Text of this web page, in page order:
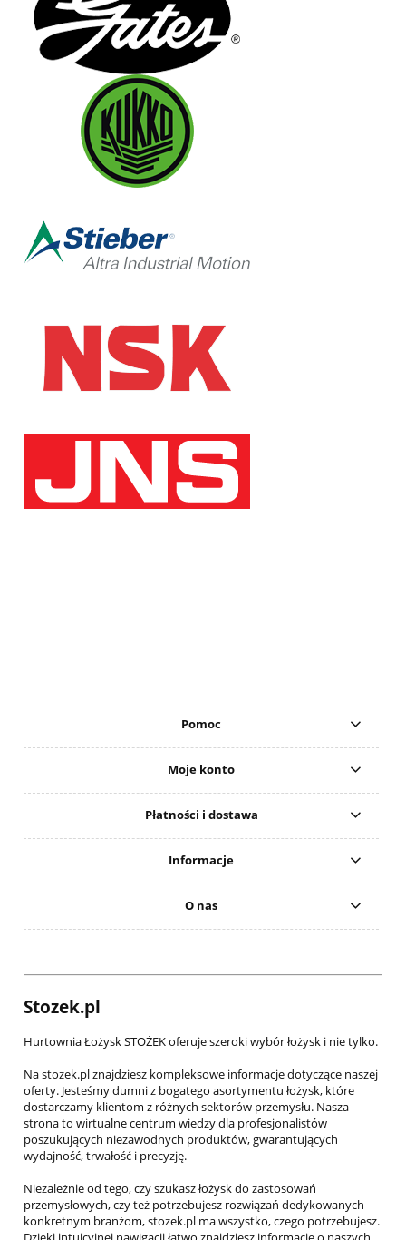
Pomoc
Moje konto
Płatności i dostawa
Informacje
O nas
Stozek.pl
Hurtownia Łożysk STOŻEK oferuje szeroki wybór łożysk i nie tylko.
Na stozek.pl znajdziesz kompleksowe informacje dotyczące naszej
oferty. Jesteśmy dumni z bogatego asortymentu łożysk, które
dostarczamy klientom z różnych sektorów przemysłu. Nasza
strona to wirtualne centrum wiedzy dla profesjonalistów
poszukujących niezawodnych produktów, gwarantujących
wydajność, trwałość i precyzję.
Niezależnie od tego, czy szukasz łożysk do zastosowań
przemysłowych, czy też potrzebujesz rozwiązań dedykowanych
konkretnym branżom, stozek.pl ma wszystko, czego potrzebujesz.